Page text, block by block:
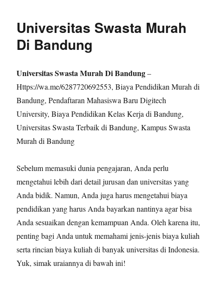
Aplikasi
Universitas Swasta Murah
Di Bandung
Universitas Swasta Murah Di Bandung–
Https://wa.me/6287720692553, Biaya Pendidikan Murah di
Bandung, Pendaftaran Mahasiswa Baru Digitech
University, Biaya Pendidikan Kelas Kerja di Bandung,
Universitas Swasta Terbaik di Bandung, Kampus Swasta
Murah di Bandung
Sebelum memasuki dunia pengajaran, Anda perlu
mengetahui lebih dari detail jurusan dan universitas yang
Anda bidik. Namun, Anda juga harus mengetahui biaya
pendidikan yang harus Anda bayarkan nantinya agar bisa
Anda sesuaikan dengan kemampuan Anda. Oleh karena itu,
penting bagi Anda untuk memahami jenis-jenis biaya kuliah
serta rincian biaya kuliah di banyak universitas di Indonesia.
Yuk, simak uraiannya di bawah ini!